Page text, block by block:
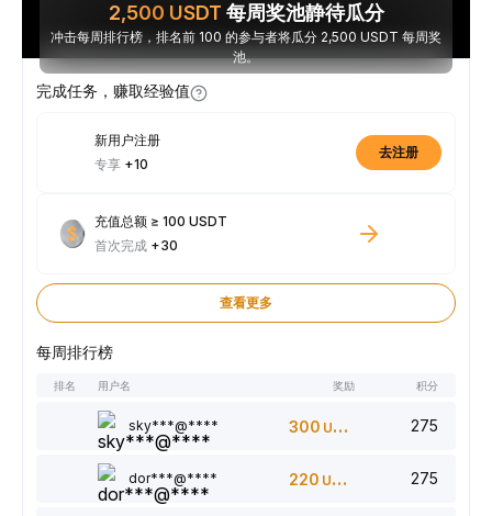
2,500 USDT 每周奖池静待瓜分
冲击每周排行榜，排名前 100 的参与者将瓜分 2,500 USDT 每周奖
池。
完成任务，赚取经验值
新用户注册
专享 +10
去注册
充值总额 ≥ 100 USDT
首次完成 +30
查看更多
每周排行榜
排名 用户名 奖励 积分
sky***@**** 300 USDT 275
dor***@**** 220 USDT 275